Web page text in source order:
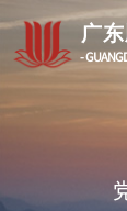
广
-